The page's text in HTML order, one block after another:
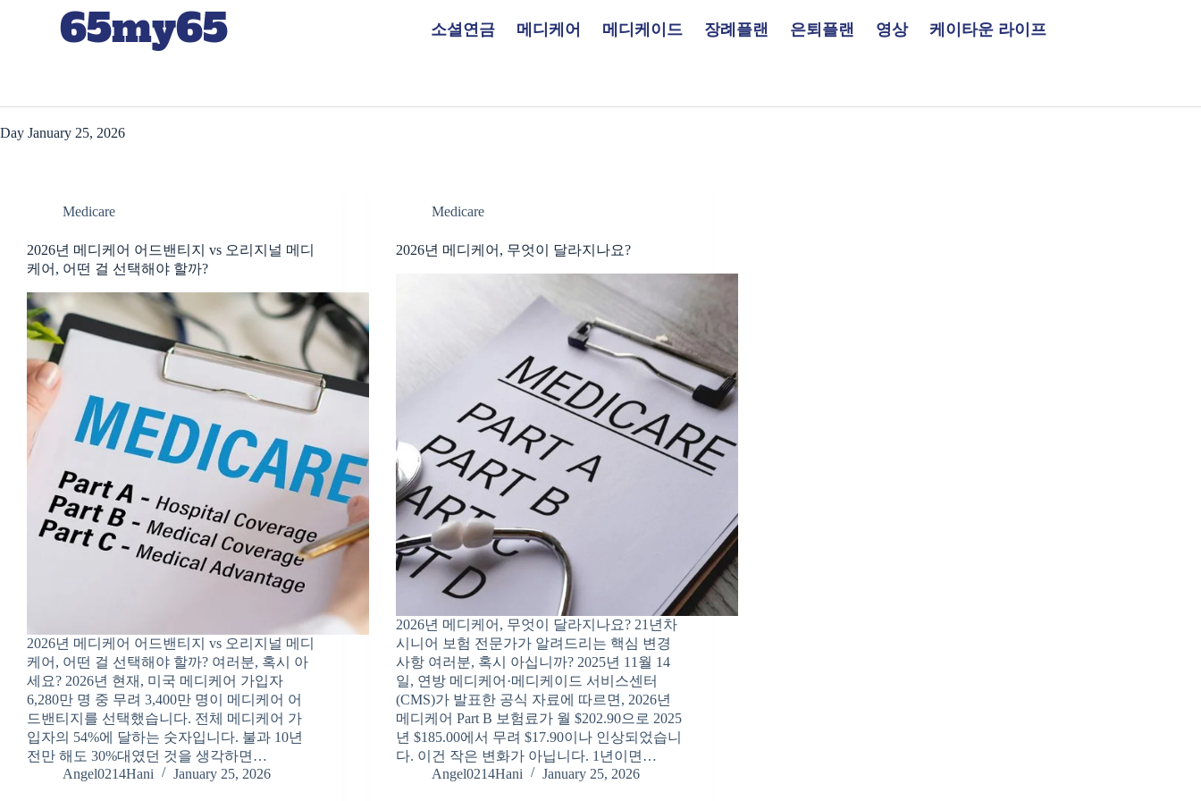
65my65 소셜연금 메디케어 메디케이드 장례플랜 은퇴플랜 영상 케이타운 라이프
Day January 25, 2026
Medicare
2026년 메디케어 어드밴티지 vs 오리지널 메디
케어, 어떤 걸 선택해야 할까?
2026년 메디케어 어드밴티지 vs 오리지널 메디
케어, 어떤 걸 선택해야 할까? 여러분, 혹시 아
세요? 2026년 현재, 미국 메디케어 가입자
6,280만 명 중 무려 3,400만 명이 메디케어 어
드밴티지를 선택했습니다. 전체 메디케어 가
입자의 54%에 달하는 숫자입니다. 불과 10년
전만 해도 30%대였던 것을 생각하면…
Angel0214Hani
January 25, 2026
Medicare
2026년 메디케어, 무엇이 달라지나요?
2026년 메디케어, 무엇이 달라지나요? 21년차
시니어 보험 전문가가 알려드리는 핵심 변경
사항 여러분, 혹시 아십니까? 2025년 11월 14
일, 연방 메디케어·메디케이드 서비스센터
(CMS)가 발표한 공식 자료에 따르면, 2026년
메디케어 Part B 보험료가 월 $202.90으로 2025
년 $185.00에서 무려 $17.90이나 인상되었습니
다. 이건 작은 변화가 아닙니다. 1년이면…
Angel0214Hani
January 25, 2026